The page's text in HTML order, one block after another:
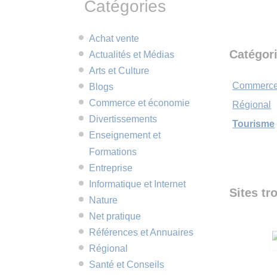
Régional
Tourisme
Sites
Catégories
Achat vente
Actualités et Médias
Arts et Culture
Blogs
Commerce et économie
Divertissements
Enseignement et
Formations
Entreprise
Informatique et Internet
Nature
Net pratique
Références et Annuaires
Régional
Santé et Conseils